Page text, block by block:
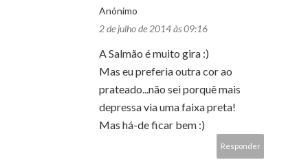
Anónimo
2 de julho de 2014 às 09:16
A Salmão é muito gira :)
Mas eu preferia outra cor ao
prateado...não sei porquê mais
depressa via uma faixa preta!
Mas há-de ficar bem :)
Responder